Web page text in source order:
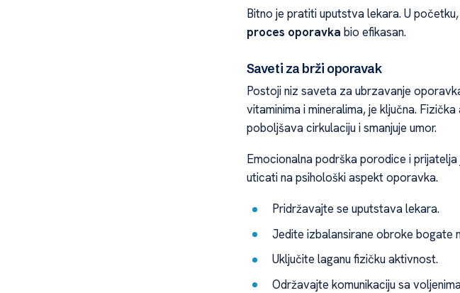
Bitno je pratiti uputstva lekara. U
proces oporavka bio efikasan.
Saveti za brži oporavak
Postoji niz saveta za ubrzavanje
vitaminima i mineralima, je ključna.
poboljšava cirkulaciju i smanjuje umor.
Emocionalna podrška porodice i
uticati na psihološki aspekt oporavka.
Pridržavajte se uputstava lekara.
Jedite izbalansirane obroke bogate
Uključite laganu fizičku aktivnost.
Održavajte komunikaciju sa